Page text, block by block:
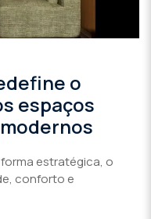
o
espaços
estratégica, o
conforto e